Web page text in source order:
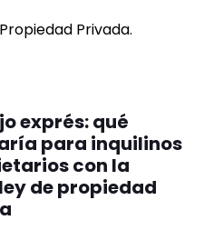
exprés: qué
para inquilinos
con la
de propiedad